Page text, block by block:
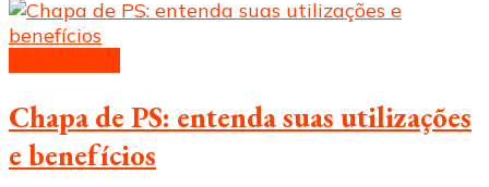
Chapa de PS: entenda suas utilizações
e benefícios